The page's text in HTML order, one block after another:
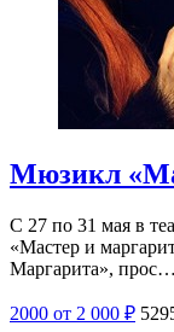
Мюзикл
С 27 по 31 мая в
«Мастер и
Маргарита», прос…
2000 от 2 000 ₽